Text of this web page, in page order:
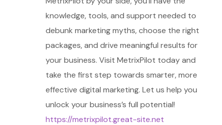
knowledge, tools, and support needed to
debunk marketing myths, choose the right
packages, and drive meaningful results for
your business. Visit MetrixPilot today and
take the first step towards smarter, more
effective digital marketing. Let us help you
unlock your business’s full potential!
https://metrixpilot.great-site.net